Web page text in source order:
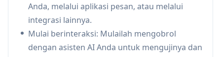
Kelebihan
Dapat disesuaikan untuk berbagai kasus
penggunaan
Tidak diperlukan pemrograman untuk
Anda, melalui aplikasi pesan, atau melalui
integrasi lainnya.
Mulai berinteraksi: Mulailah mengobrol
dengan asisten AI Anda untuk mengujinya dan